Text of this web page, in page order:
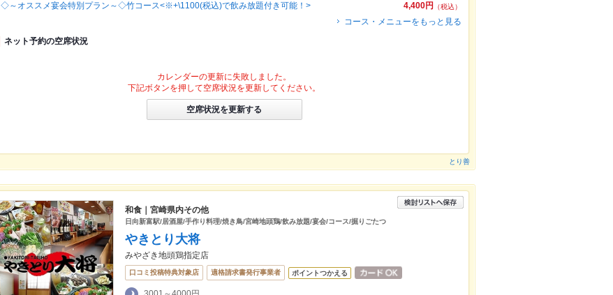
4,400円
（税込）
◇～オススメ宴会特別プラン～◇竹コース<※+\1100(税込)で飲み放題付き可能！>
コース・メニューをもっと見る
ネット予約の空席状況
カレンダーの更新に失敗しました。
下記ボタンを押して空席状況を更新してください。
空席状況を更新する
とり善
和食｜宮崎県内その他
日向新富駅/居酒屋/手作り料理/焼き鳥/宮崎地頭鶏/飲み放題/宴会/コース/掘りごたつ
やきとり大将
みやざき地頭鶏指定店
口コミ投稿特典対象店 適格請求書発行事業者 ポイントつかえる